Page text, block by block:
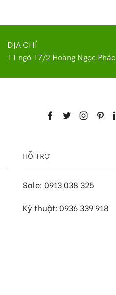
ĐỊA CHỈ
11 ngõ 17/2 Hoàng Ngọc
HỖ TRỢ
Sale: 0913 038 325
Kỹ thuật: 0936 339 918